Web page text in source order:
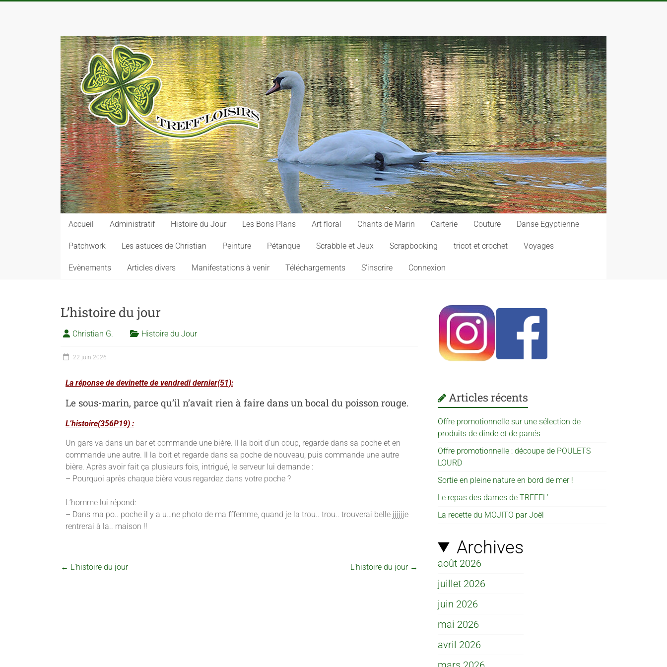
Accueil Administratif Histoire du Jour Les Bons Plans Art floral Chants de Marin Carterie Couture Danse Egyptienne
Patchwork Les astuces de Christian Peinture Pétanque Scrabble et Jeux Scrapbooking tricot et crochet Voyages
Evènements Articles divers Manifestations à venir Téléchargements S’inscrire Connexion
L’histoire du jour
Christian G. Histoire du Jour
22 juin 2026
La réponse de devinette de vendredi dernier(51):
Le sous-marin, parce qu’il n’avait rien à faire dans un bocal du poisson rouge.
L’histoire(356P19) :
Un gars va dans un bar et commande une bière. Il la boit d’un coup, regarde dans sa poche et en
commande une autre. Il la boit et regarde dans sa poche de nouveau, puis commande une autre
bière. Après avoir fait ça plusieurs fois, intrigué, le serveur lui demande :
– Pourquoi après chaque bière vous regardez dans votre poche ?
L’homme lui répond:
– Dans ma po.. poche il y a u…ne photo de ma fffemme, quand je la trou.. trou.. trouverai belle jjjjjje
rentrerai à la.. maison !!
← L’histoire du jour L’histoire du jour →
Articles récents
Offre promotionnelle sur une sélection de
produits de dinde et de panés
Offre promotionnelle : découpe de POULETS
LOURD
Sortie en pleine nature en bord de mer !
Le repas des dames de TREFFL’
La recette du MOJITO par Joël
Archives
août 2026
juillet 2026
juin 2026
mai 2026
avril 2026